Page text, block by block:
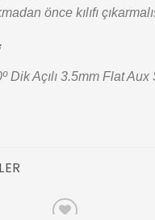
önce kılıfı
Dik Açılı 3.5mm Flat